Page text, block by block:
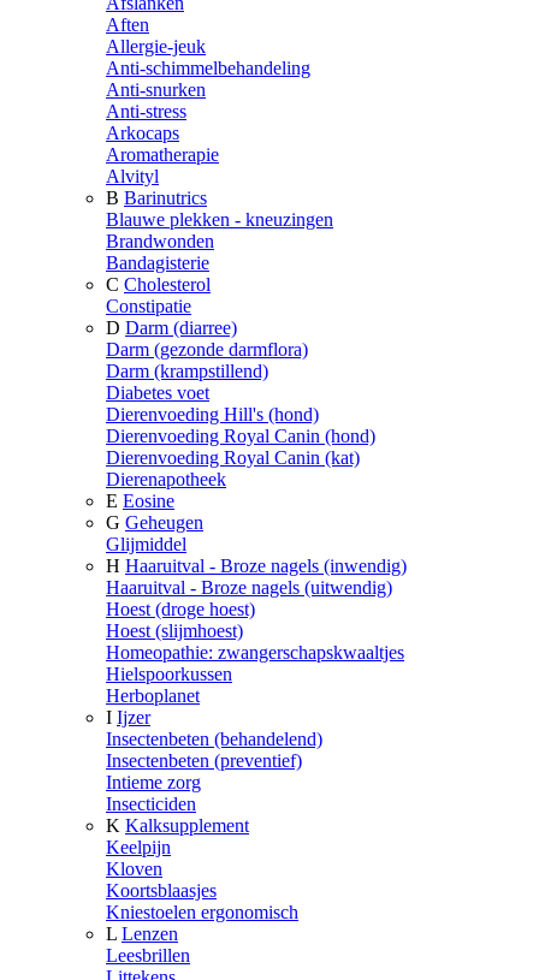
Aften
Allergie-jeuk
Anti-schimmelbehandeling
Anti-snurken
Anti-stress
Arkocaps
Aromatherapie
Alvityl
B Barinutrics
Blauwe plekken - kneuzingen
Brandwonden
Bandagisterie
C Cholesterol
Constipatie
D Darm (diarree)
Darm (gezonde darmflora)
Darm (krampstillend)
Diabetes voet
Dierenvoeding Hill's (hond)
Dierenvoeding Royal Canin (hond)
Dierenvoeding Royal Canin (kat)
Dierenapotheek
E Eosine
G Geheugen
Glijmiddel
H Haaruitval - Broze nagels (inwendig)
Haaruitval - Broze nagels (uitwendig)
Hoest (droge hoest)
Hoest (slijmhoest)
Homeopathie: zwangerschapskwaaltjes
Hielspoorkussen
Herboplanet
I Ijzer
Insectenbeten (behandelend)
Insectenbeten (preventief)
Intieme zorg
Insecticiden
K Kalksupplement
Keelpijn
Kloven
Koortsblaasjes
Kniestoelen ergonomisch
L Lenzen
Leesbrillen